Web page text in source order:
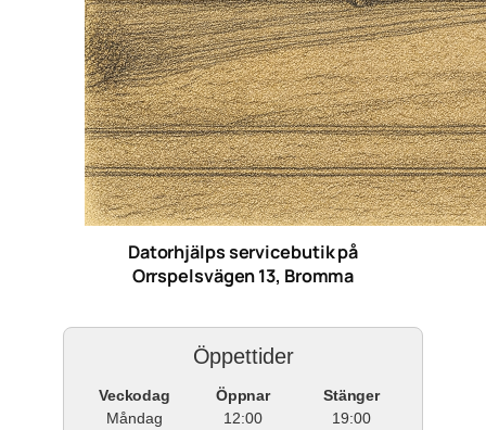
Datorhjälps servicebutik på
Orrspelsvägen 13, Bromma
Öppettider
Veckodag Öppnar
Stänger
Måndag
12:00
19:00